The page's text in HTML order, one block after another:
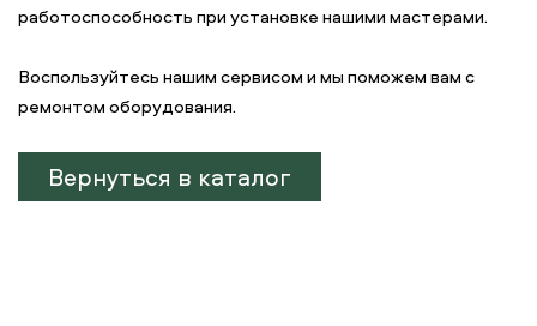
работоспособность при установке нашими мастерами.
Воспользуйтесь нашим сервисом и мы поможем вам с
ремонтом оборудования.
Вернуться в каталог